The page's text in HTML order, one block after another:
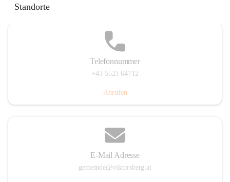
Standorte
Telefonnummer
+43 5523 64712
Anrufen
E-Mail Adresse
gemeinde@viktorsberg.at